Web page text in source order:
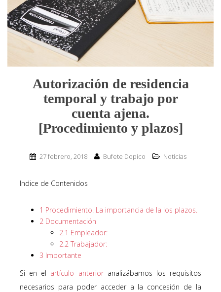
Autorización de residencia
temporal y trabajo por
cuenta ajena.
[Procedimiento y plazos]
27 febrero, 2018 Bufete Dopico Noticias
Indice de Contenidos
1 Procedimiento. La importancia de la los plazos.
2 Documentación
2.1 Empleador:
2.2 Trabajador:
3 Importante
Si en el artículo anterioranalizábamos los requisitos
necesarios para poder acceder a la concesión de la